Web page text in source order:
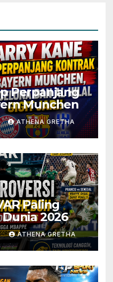
Perpanjang
Munchen
ATHENA GRETHA
Paling
2026
ATHENA GRETHA